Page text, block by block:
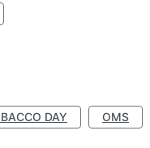
DAY OMS